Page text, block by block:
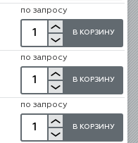
по запросу
В КОРЗИНУ
по запросу
В КОРЗИНУ
по запросу
В КОРЗИНУ